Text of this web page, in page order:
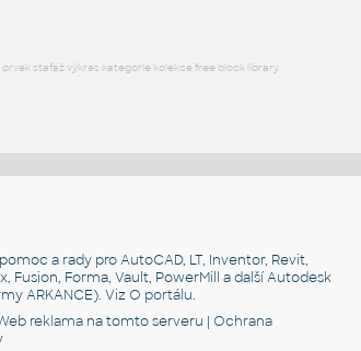
stafáž výkres kategorie kolekce free block library
a rady pro AutoCAD, LT, Inventor, Revit,
Fusion, Forma, Vault, PowerMill a další Autodesk
ARKANCE). VizO portálu.
reklama na tomto serveru |Ochrana